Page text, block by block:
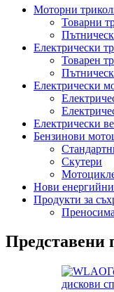
Моторни
Товарни
Електрически
Товарен
Електрически
Електрически
Бензинови
Скутери
Нови енергийни
Продукти за
Представени